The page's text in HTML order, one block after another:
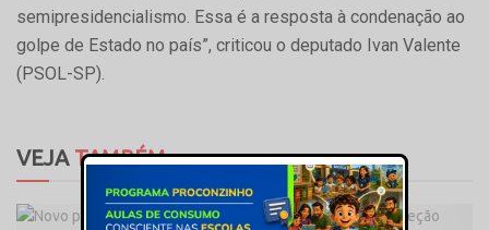
semipresidencialismo. Essa é a resposta à condenação ao
golpe de Estado no país”, criticou o deputado Ivan Valente
(PSOL-SP).
VEJATAMBÉM